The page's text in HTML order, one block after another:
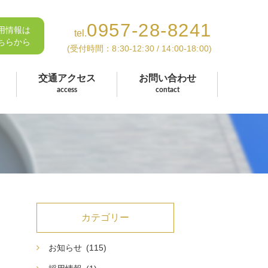
情報は
らから
tel.0957-28-8241
(受付時間：8:30-12:30 / 14:00-18:00)
交通アクセス
access
お問い合わせ
contact
カテゴリー
お知らせ (115)